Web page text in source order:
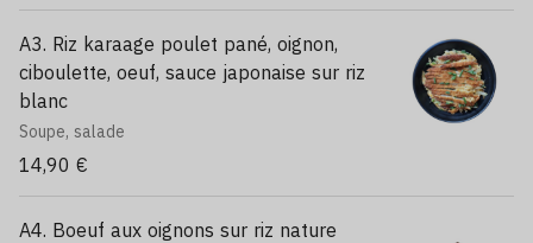
A3. Riz karaage poulet pané, oignon,
ciboulette, oeuf, sauce japonaise sur riz
blanc
Soupe, salade
14,90 €
A4. Boeuf aux oignons sur riz nature